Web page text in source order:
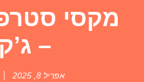
מקסי
–
אפריל 8, 2025